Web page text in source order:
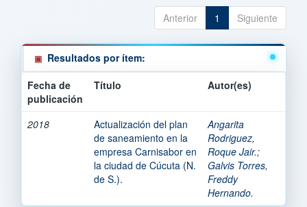
Anterior 1 Siguiente
Resultados por ítem:
Fecha de
publicación
Título Autor(es)
2018
Actualización del plan
de saneamiento en la
empresa Carnisabor en
la ciudad de Cúcuta (N.
de S.).
Angarita
Rodriguez,
Roque Jair.;
Galvis Torres,
Freddy
Hernando.